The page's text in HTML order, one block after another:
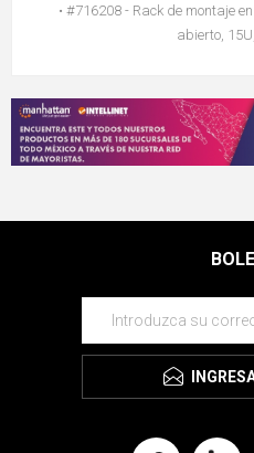
• #716208 - Rack de montaje
abierto,